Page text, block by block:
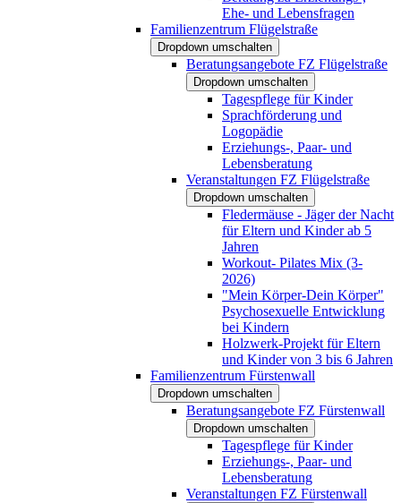
Ehe- und Lebensfragen
Familienzentrum Flügelstraße
Dropdown umschalten
Beratungsangebote FZ Flügelstraße
Dropdown umschalten
Tagespflege für Kinder
Sprachförderung und
Logopädie
Erziehungs-, Paar- und
Lebensberatung
Veranstaltungen FZ Flügelstraße
Dropdown umschalten
Fledermäuse - Jäger der Nacht
für Eltern und Kinder ab 5
Jahren
Workout- Pilates Mix (3-
2026)
"Mein Körper-Dein Körper"
Psychosexuelle Entwicklung
bei Kindern
Holzwerk-Projekt für Eltern
und Kinder von 3 bis 6 Jahren
Familienzentrum Fürstenwall
Dropdown umschalten
Beratungsangebote FZ Fürstenwall
Dropdown umschalten
Tagespflege für Kinder
Erziehungs-, Paar- und
Lebensberatung
Veranstaltungen FZ Fürstenwall